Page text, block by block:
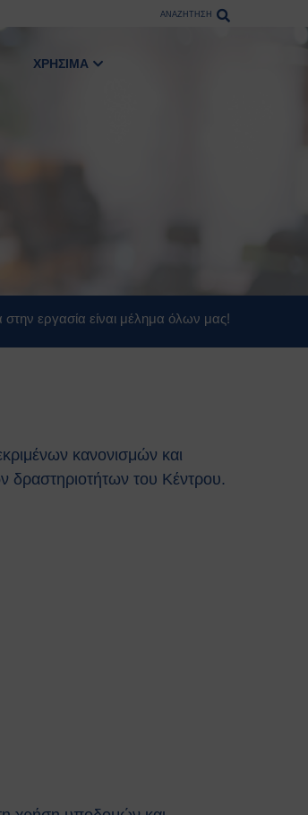
ΑΝΑΖΗΤΗΣΗ
ΧΡΗΣΙΜΑ
εργασία είναι μέλημα όλων μας!
κανονισμών και
δραστηριοτήτων του Κέντρου.